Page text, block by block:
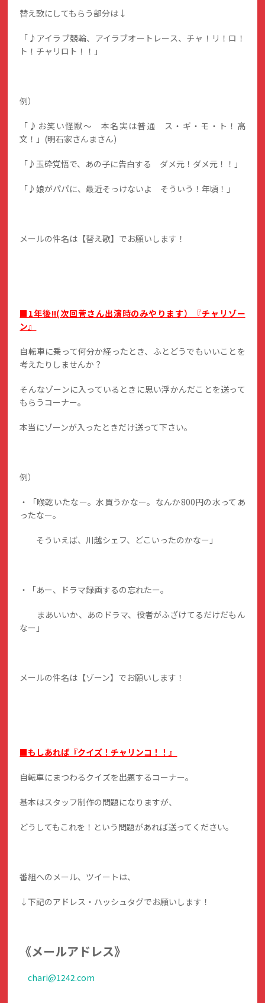
替え歌にしてもらう部分は↓
「♪アイラブ競輪、アイラブオートレース、チャ！リ！ロ！
ト！チャリロト！！」
例）
「♪お笑い怪獣～ 本名実は普通 ス・ギ・モ・ト！高
文！」(明石家さんまさん)
「♪玉砕覚悟で、あの子に告白する ダメ元！ダメ元！！」
「♪娘がパパに、最近そっけないよ そういう！年頃！」
メールの件名は【替え歌】でお願いします！
■1年後!!(次回菅さん出演時のみやります）『チャリゾー
ン』
自転車に乗って何分か経ったとき、ふとどうでもいいことを
考えたりしませんか？
そんなゾーンに入っているときに思い浮かんだことを送って
もらうコーナー。
本当にゾーンが入ったときだけ送って下さい。
例）
・「喉乾いたなー。水買うかなー。なんか800円の水ってあ
ったなー。
そういえば、川越シェフ、どこいったのかなー」
・「あー、ドラマ録画するの忘れたー。
まあいいか、あのドラマ、役者がふざけてるだけだもん
なー」
メールの件名は【ゾーン】でお願いします！
■もしあれば『クイズ！チャリンコ！！』
自転車にまつわるクイズを出題するコーナー。
基本はスタッフ制作の問題になりますが、
どうしてもこれを！という問題があれば送ってください。
番組へのメール、ツイートは、
↓下記のアドレス・ハッシュタグでお願いします！
《メールアドレス》
chari@1242.com